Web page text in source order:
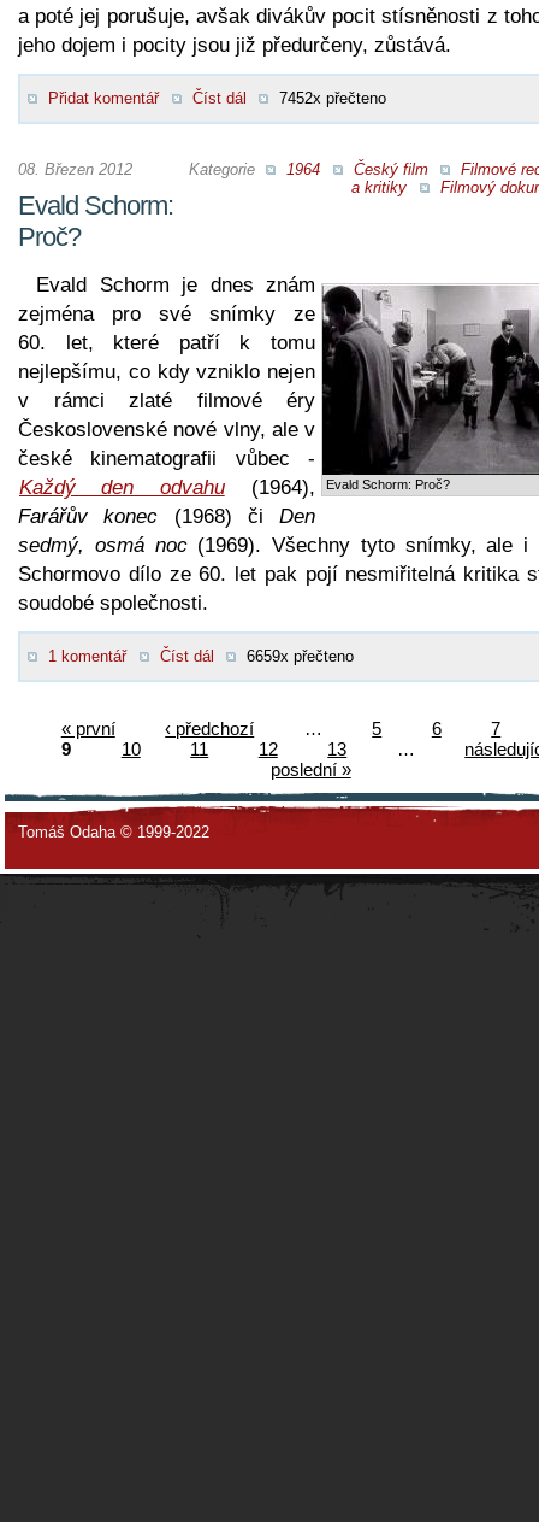
a poté jej porušuje, avšak divákův pocit stísněnosti z
jeho dojem i pocity jsou již předurčeny, zůstává.
Přidat komentář Číst dál 7452x přečteno
Kategorie 1964 Český film
Filmové
a kritiky
Filmový
08. Březen 2012
Evald Schorm:
Proč?
Evald Schorm: Proč?
Evald Schorm je dnes znám
zejména pro své snímky ze
60. let, které patří k tomu
nejlepšímu, co kdy vzniklo nejen
v rámci zlaté filmové éry
Československé nové vlny, ale v
české kinematografii vůbec -
Každý den odvahu (1964),
Farářův konec (1968) či Den
sedmý, osmá noc(1969). Všechny tyto snímky, ale i
Schormovo dílo ze 60. let pak pojí nesmiřitelná kritika
soudobé společnosti.
1 komentář Číst dál 6659x přečteno
« první ‹ předchozí … 5 6
7
9
10 11 12 13 …
poslední »
Tomáš Odaha © 1999-2022